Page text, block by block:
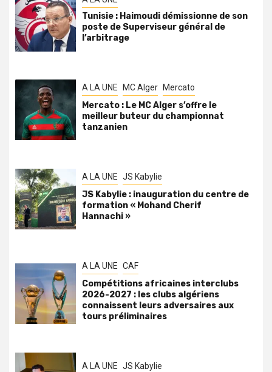
Tunisie : Haimoudi démissionne de son
poste de Superviseur général de
l’arbitrage
A LA UNE MC Alger Mercato
Mercato : Le MC Alger s’offre le
meilleur buteur du championnat
tanzanien
A LA UNE JS Kabylie
JS Kabylie : inauguration du centre de
formation « Mohand Cherif
Hannachi »
A LA UNE CAF
Compétitions africaines interclubs
2026-2027 : les clubs algériens
connaissent leurs adversaires aux
tours préliminaires
A LA UNE JS Kabylie